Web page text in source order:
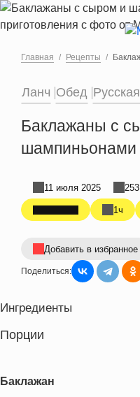
Перейти к основному
Главная Рецепты
Ланч Обед
Баклажаны с
шампиньонами
1ч
11 июля 2025 253
Добавить в избранное
Поделиться:
Ингредиенты
Порции
Баклажан